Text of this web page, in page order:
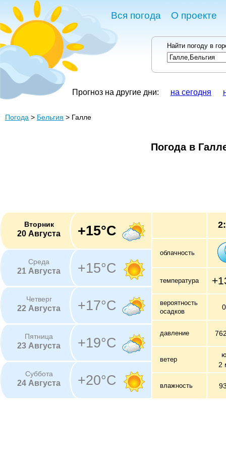
Вся погода О проекте
Найти погоду в
Прогноз на другие дни: на сегодня
Погода > Бельгия > Галле
Погода в
Вторник
20 Августа +15°C
Среда
21 Августа +15°C
Четверг
22 Августа +17°C
Пятница
23 Августа +19°C
Суббота
24 Августа +20°C
облачность
температура
вероятность
осадков
давление
ветер
2
влажность